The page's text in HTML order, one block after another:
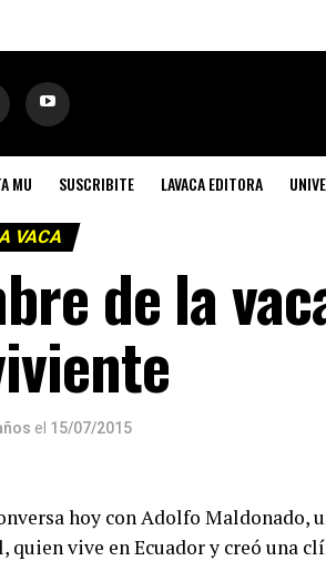
MU SUSCRIBITE LAVACA EDITORA
VACA
de la
el 15/07/2015
hoy con Adolfo Maldonado,
quien vive en Ecuador y creó una